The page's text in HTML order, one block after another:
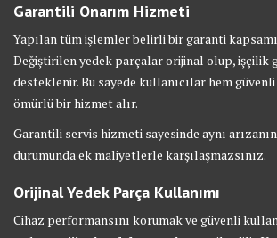
Garantili Onarım Hizmeti
Yapılan tüm işlemler belirli bir garanti
Değiştirilen yedek parçalar orijinal olup, işçilik
desteklenir. Bu sayede kullanıcılar hem
ömürlü bir hizmet alır.
Garantili servis hizmeti sayesinde aynı
durumunda ek maliyetlerle karşılaşmazsınız.
Orijinal Yedek Parça Kullanımı
Cihaz performansını korumak ve güvenli